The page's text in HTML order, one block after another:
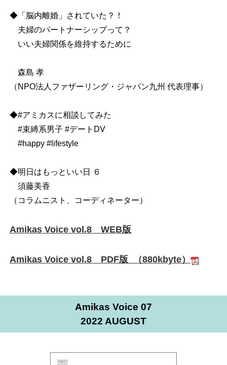
◆「脳内離婚」されていた？！
夫婦のパートナーシップって？
いい夫婦関係を維持するために
森島 孝
（NPO法人ファザーリング・ジャパン九州 代表理事）
◆#アミカスに相談してみた
#束縛系男子 #デートDV
#happy #lifestyle
◆明日はもっといい日 ６
須藤美香
（コラムニスト、コーディネーター）
Amikas Voice vol.8 WEB版
Amikas Voice vol.8 PDF版 （880kbyte）
Amikas Voice 07
2022 AUGUST